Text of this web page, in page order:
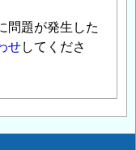
問題が発生した
せしてくださ